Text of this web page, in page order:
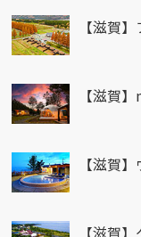
【滋賀
【滋賀
【滋賀
【滋賀